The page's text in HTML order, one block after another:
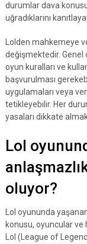
durumlar dava
uğradıklarını
Lolden mahkemeye
değişmektedir. Genel
oyun kuralları ve
başvurulması
uygulamaları veya
tetikleyebilir. Her
yasaları dikkate
Lol
oluyor?
Lol oyununda
konusu, oyuncular ve
Lol (League of